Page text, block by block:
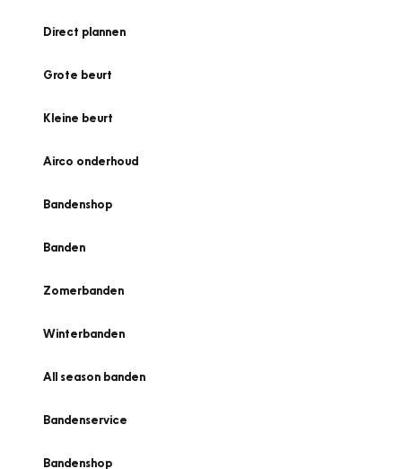
Direct plannen
Grote beurt
Kleine beurt
Airco onderhoud
Bandenshop
Banden
Zomerbanden
Winterbanden
All season banden
Bandenservice
Bandenshop